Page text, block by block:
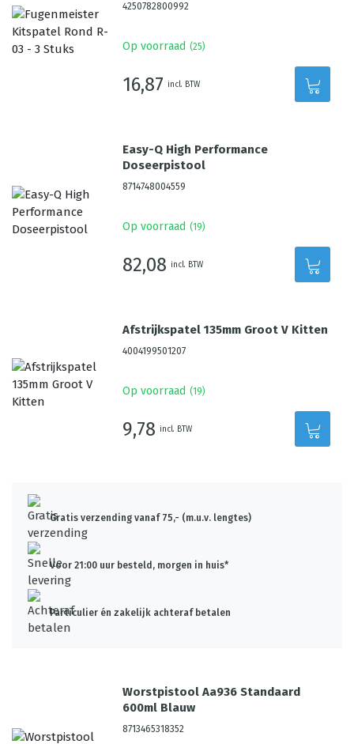
4250782800992
Op voorraad (25)
16,87 incl. BTW
Easy-Q High Performance
Doseerpistool
8714748004559
Op voorraad (19)
82,08 incl. BTW
Afstrijkspatel 135mm Groot V Kitten
4004199501207
Op voorraad (19)
9,78 incl. BTW
Gratis verzending vanaf 75,- (m.u.v. lengtes)
Voor 21:00 uur besteld, morgen in huis*
Particulier én zakelijk achteraf betalen
Worstpistool Aa936 Standaard
600ml Blauw
8713465318352